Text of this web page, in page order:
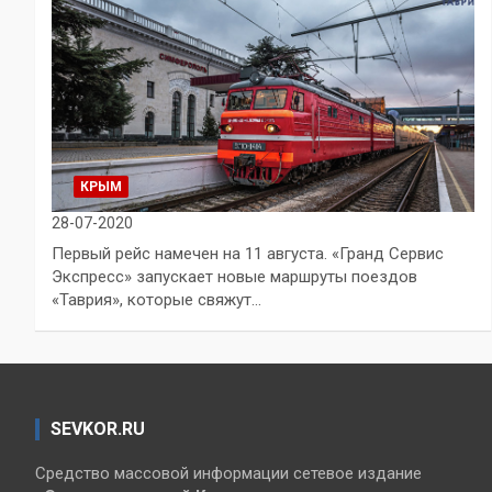
КРЫМ
28-07-2020
Первый рейс намечен на 11 августа. «Гранд Сервис
Экспресс» запускает новые маршруты поездов
«Таврия», которые свяжут…
SEVKOR.RU
Средство массовой информации сетевое издание